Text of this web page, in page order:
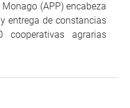
(APP) encabeza
entrega de constancias
agrarias